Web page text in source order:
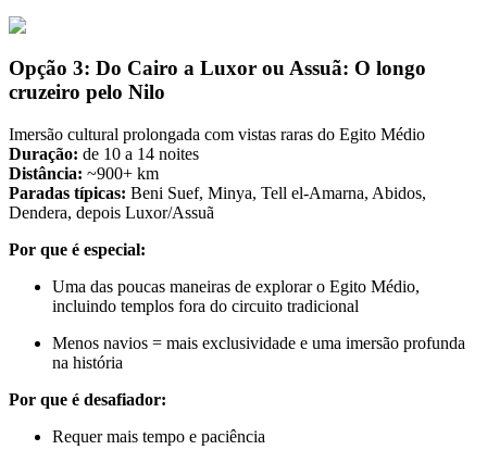
Opção 3: Do Cairo a Luxor ou Assuã: O longo
cruzeiro pelo Nilo
Imersão cultural prolongada com vistas raras do Egito Médio
Duração: de 10 a 14 noites
Distância: ~900+ km
Paradas típicas: Beni Suef, Minya, Tell el-Amarna, Abidos,
Dendera, depois Luxor/Assuã
Por que é especial:
Uma das poucas maneiras de explorar o Egito Médio,
incluindo templos fora do circuito tradicional
Menos navios = mais exclusividade e uma imersão profunda
na história
Por que é desafiador:
Requer mais tempo e paciência